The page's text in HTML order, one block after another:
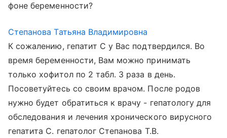
фоне беременности?
Степанова Татьяна Владимировна
К сожалению, гепатит С у Вас подтвердился. Во
время беременности, Вам можно принимать
только хофитол по 2 табл. 3 раза в день.
Посоветуйтесь со своим врачом. После родов
нужно будет обратиться к врачу - гепатологу для
обследования и лечения хронического вирусного
гепатита С. гепатолог Степанова Т.В.